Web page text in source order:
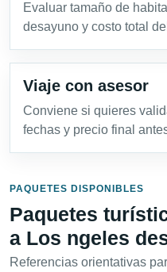
Evaluar tamaño de
desayuno y costo total
Viaje con asesor
Conviene si quieres
fechas y precio final
PAQUETES DISPONIBLES
Paquetes
a Los ngeles
Referencias orientativas